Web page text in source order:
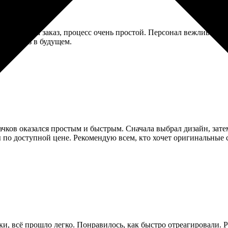
значки на заказ, процесс очень простой. Персонал
заказ в будущем.
оказался простым и быстрым. Сначала выбрал дизайн,
по доступной цене. Рекомендую всем, кто хочет оригинальные
всё прошло легко. Понравилось, как быстро отреагировали.